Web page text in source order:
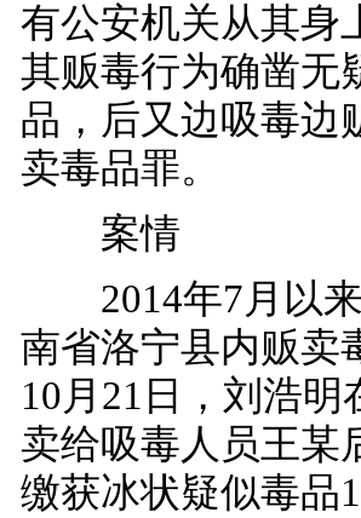
有公安机关从其身
其贩毒行为确凿无
品，后又边吸毒边
卖毒品罪。
案情
2014年7月以来
南省洛宁县内贩卖
10月21日，刘浩
卖给吸毒人员王某
缴获冰状疑似毒品